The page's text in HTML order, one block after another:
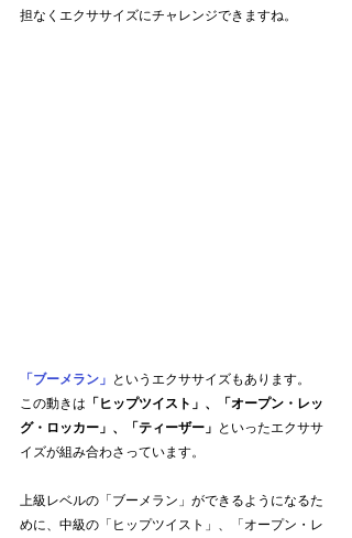
担なくエクササイズにチャレンジできますね。
「ブーメラン」 というエクササイズもあります。
この動きは 「ヒップツイスト」、「オープン・レッ
グ・ロッカー」、「ティーザー」 といったエクササ
イズが組み合わさっています。
上級レベルの「ブーメラン」ができるようになるた
めに、中級の「ヒップツイスト」、「オープン・レ